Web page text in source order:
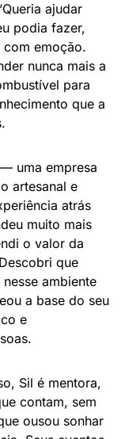
ajudar
podia fazer,
emoção.
nunca mais a
para
que a
uma empresa
artesanal e
atrás
muito mais
o valor da
que
ambiente
a base do seu
e
Sil é mentora,
contam, sem
ousou sonhar